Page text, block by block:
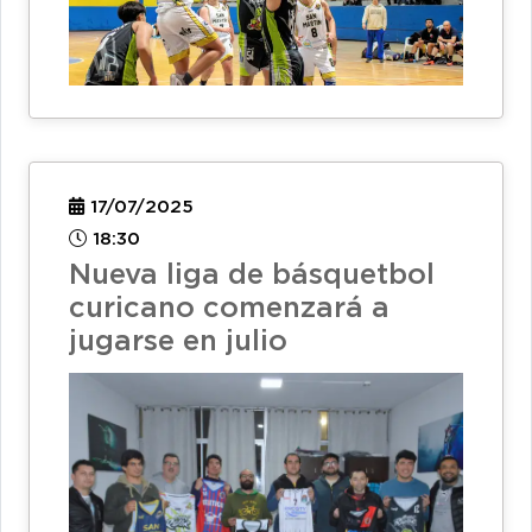
17/07/2025
18:30
Nueva liga de básquetbol
curicano comenzará a
jugarse en julio